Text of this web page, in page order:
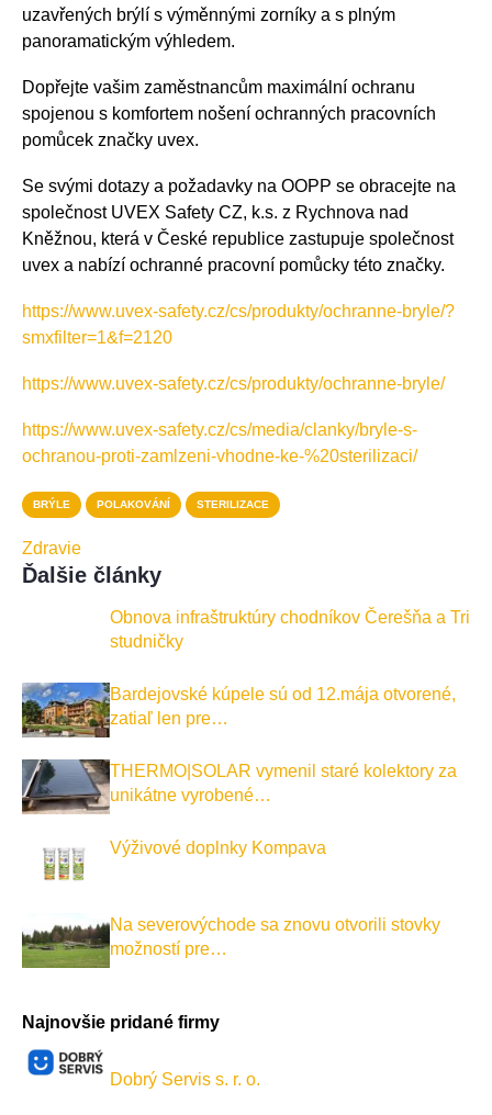
uzavřených brýlí s výměnnými zorníky a s plným
panoramatickým výhledem.
Dopřejte vašim zaměstnancům maximální ochranu
spojenou s komfortem nošení ochranných pracovních
pomůcek značky uvex.
Se svými dotazy a požadavky na OOPP se obracejte na
společnost UVEX Safety CZ, k.s. z Rychnova nad
Kněžnou, která v České republice zastupuje společnost
uvex a nabízí ochranné pracovní pomůcky této značky.
https://www.uvex-safety.cz/cs/produkty/ochranne-bryle/?
smxfilter=1&f=2120
https://www.uvex-safety.cz/cs/produkty/ochranne-bryle/
https://www.uvex-safety.cz/cs/media/clanky/bryle-s-
ochranou-proti-zamlzeni-vhodne-ke-%20sterilizaci/
BRÝLE POLAKOVÁNÍ STERILIZACE
Zdravie
Ďalšie články
Obnova infraštruktúry chodníkov Čerešňa a Tri
studničky
Bardejovské kúpele sú od 12.mája otvorené,
zatiaľ len pre…
THERMO|SOLAR vymenil staré kolektory za
unikátne vyrobené…
Výživové doplnky Kompava
Na severovýchode sa znovu otvorili stovky
možností pre…
Najnovšie pridané firmy
Dobrý Servis s. r. o.